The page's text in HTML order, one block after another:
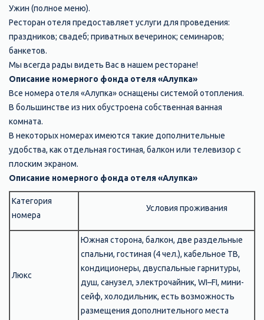
Ужин (полное меню).
Ресторан отеля предоставляет услуги для проведения:
праздников; свадеб; приватных вечеринок; семинаров;
банкетов.
Мы всегда рады видеть Вас в нашем ресторане!
Описание номерного фонда отеля «Алупка»
Все номера отеля «Алупка» оснащены системой отопления.
В большинстве из них обустроена собственная ванная
комната.
В некоторых номерах имеются такие дополнительные
удобства, как отдельная гостиная, балкон или телевизор с
плоским экраном.
Описание номерного фонда отеля «Алупка»
Категория
номера
Условия проживания
Люкс
Южная сторона, балкон, две раздельные
спальни, гостиная (4 чел.), кабельное ТВ,
кондиционеры, двуспальные гарнитуры,
душ, санузел, электрочайник, WI–FI, мини-
сейф, холодильник, есть возможность
размещения дополнительного места